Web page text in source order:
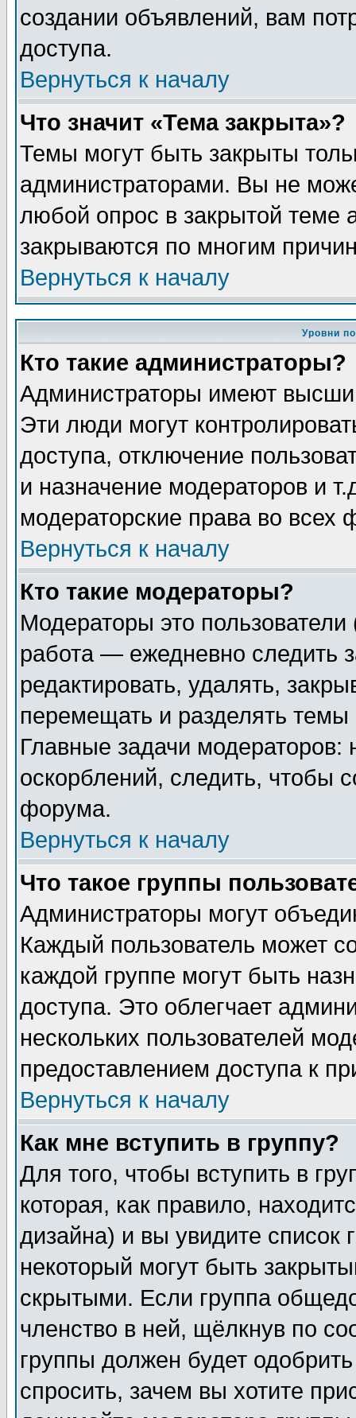
создании объявлений, вам
доступа.
Вернуться к началу
Что значит «Тема закрыта»?
Темы могут быть закрыты
администраторами. Вы не
любой опрос в закрытой теме
закрываются по многим
Вернуться к началу
Уровни
Кто такие администраторы?
Администраторы имеют
Эти люди могут
доступа, отключение
и назначение модераторов и
модераторские права во всех
Вернуться к началу
Кто такие модераторы?
Модераторы это
работа — ежедневно следить
редактировать, удалять,
перемещать и разделять
Главные задачи
оскорблений, следить, чтобы
форума.
Вернуться к началу
Что такое группы
Администраторы могут
Каждый пользователь может
каждой группе могут быть
доступа. Это облегчает
нескольких пользователей
предоставлением доступа к
Вернуться к началу
Как мне вступить в группу?
Для того, чтобы вступить в
которая, как правило,
дизайна) и вы увидите список
некоторый могут быть
скрытыми. Если группа
членство в ней, щёлкнув по
группы должен будет
спросить, зачем вы хотите